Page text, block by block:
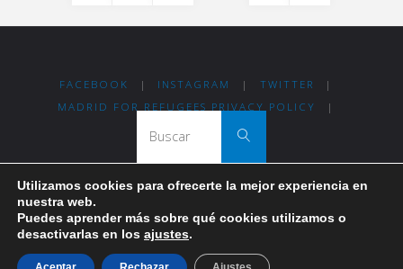
Day
Paginación
de
entradas
FACEBOOK | INSTAGRAM | TWITTER
|
MADRID FOR REFUGEES PRIVACY POLICY
|
Buscar
Funciona conFluida&WordPress.
Utilizamos cookies para ofrecerte la mejor experiencia en
nuestra web.
Puedes aprender más sobre qué cookies utilizamos o
desactivarlas en los ajustes.